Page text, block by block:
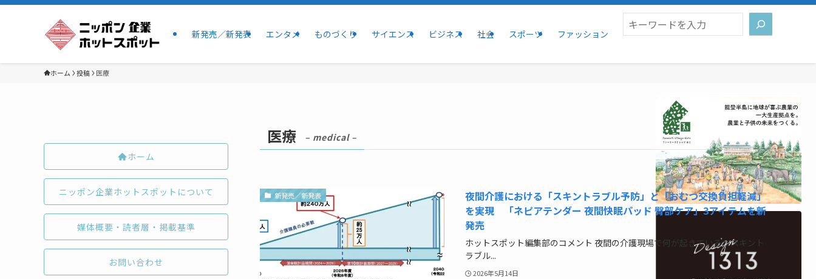
新発売／新発表 エンタメ ものづくり サイエンス ビジネス 社会 スポーツ ファッション
検索
ホーム 投稿 医療
医療 – medical –
新発売／新発表
夜間介護における「スキントラブル予防」と「おむつ交換負担軽減」
を実現 「ネピアテンダー 夜間快眠パッド 臀部ケア」3アイテムを新
発売
ホットスポット編集部のコメント 夜間の介護現場で何が起きているかスキント
ラブル...
2026年5月14日
ホーム
ニッポン企業ホットスポットについて
媒体概要・読者層・掲載基準
お問い合わせ